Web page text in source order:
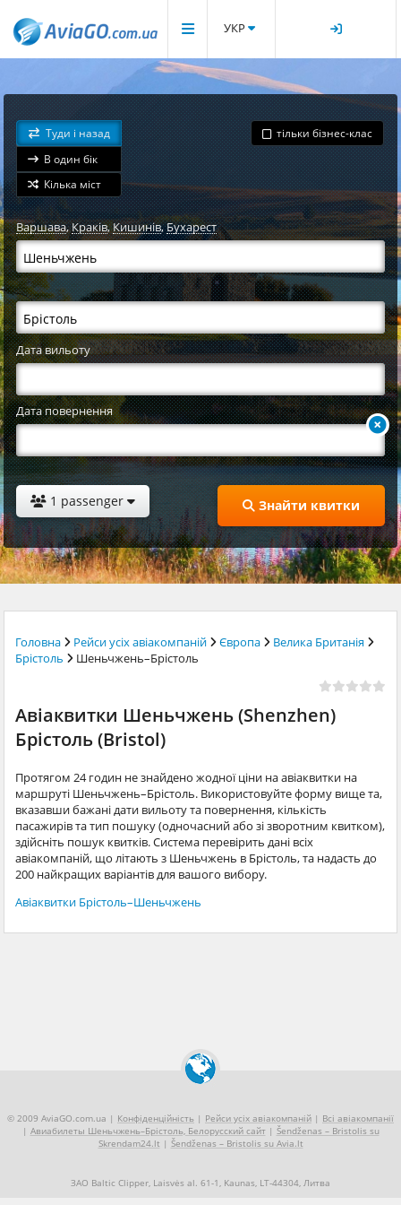
УКР
Туди і назад
В один бік
Кілька міст
тільки бізнес-клас
Варшава,Краків,Кишинів,Бухарест
Дата вильоту
Дата повернення
1 passenger Знайти квитки
Головна Рейси усіх авіакомпаній Європа
Велика Британія
Брістоль
Шеньчжень–Брістоль
Авіаквитки Шеньчжень (Shenzhen)
Брістоль (Bristol)
Протягом 24 годин не знайдено жодної ціни на авіаквитки на
маршруті Шеньчжень–Брістоль. Використовуйте форму вище та,
вказавши бажані дати вильоту та повернення, кількість
пасажирів та тип пошуку (одночасний або зі зворотним квитком),
здійсніть пошук квитків. Система перевірить дані всіх
авіакомпаній, що літають з Шеньчжень в Брістоль, та надасть до
200 найкращих варіантів для вашого вибору.
Авіаквитки Брістоль–Шеньчжень
© 2009 AviaGO.com.ua | Конфіденційність | Рейси усіх авіакомпаній | Всі авіакомпанії
| Авиабилеты Шеньчжень–Брістоль, Белорусский сайт| Šendženas – Bristolis su
Skrendam24.lt | Šendženas – Bristolis su Avia.lt
ЗАО Baltic Clipper, Laisvės al. 61-1, Kaunas, LT-44304, Литва